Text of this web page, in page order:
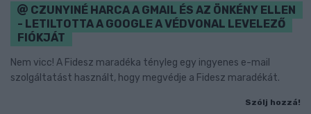
CZUNYINÉ HARCA A GMAIL ÉS AZ ÖNKÉNY ELLEN
- LETILTOTTA A GOOGLE A VÉDVONAL LEVELEZŐ
FIÓKJÁT
Nem vicc! A Fidesz maradéka tényleg egy ingyenes e-mail
szolgáltatást használt, hogy megvédje a Fidesz maradékát.
Szólj hozzá!